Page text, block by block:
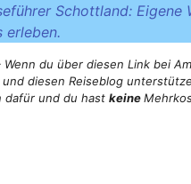
Schottland: Eigene
erleben.
du über diesen Link bei
diesen Reiseblog
dafür und du hast keine